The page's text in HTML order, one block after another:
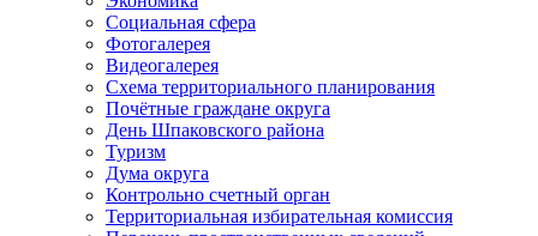
Социальная сфера
Фотогалерея
Видеогалерея
Схема территориального планирования
Почётные граждане округа
День Шпаковского района
Туризм
Дума округа
Контрольно счетный орган
Территориальная избирательная комиссия